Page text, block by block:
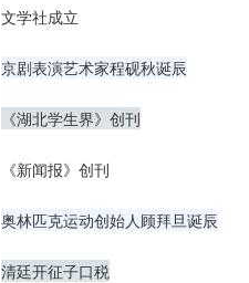
文学社成立
京剧表演艺术家程砚秋诞辰
《湖北学生界》创刊
《新闻报》创刊
奥林匹克运动创始人顾拜旦诞辰
清廷开征子口税